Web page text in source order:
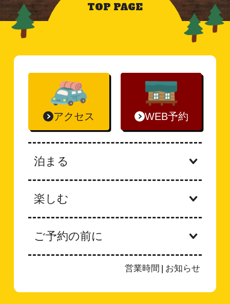
TOP PAGE
泊まる
楽しむ
ご予約の前に
アクセス WEB予約
営業時間 | お知らせ